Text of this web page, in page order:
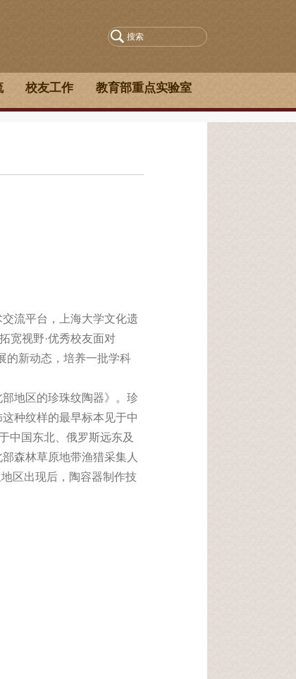
校友工作 教育部重点实验室
流平台，上海大学文化遗
宽视野·优秀校友面对
的新动态，培养一批学科
地区的珍珠纹陶器》。珍
种纹样的最早标本见于中
中国东北、俄罗斯远东及
森林草原地带渔猎采集人
区出现后，陶容器制作技